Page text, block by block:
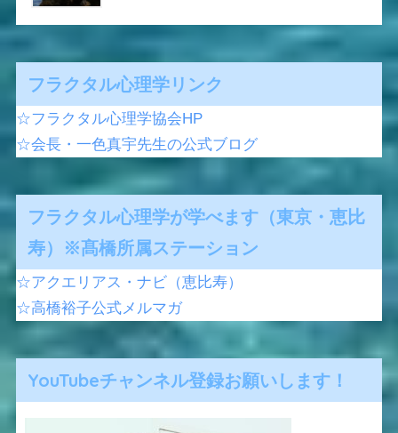
フラクタル心理学リンク
☆フラクタル心理学協会HP
☆会長・一色真宇先生の公式ブログ
フラクタル心理学が学べます（東京・恵比
寿）※髙橋所属ステーション
☆アクエリアス・ナビ（恵比寿）
☆高橋裕子公式メルマガ
YouTubeチャンネル登録お願いします！